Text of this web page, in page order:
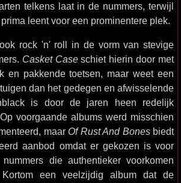
telkens laat in de nummers, terwijl
leent voor een prominentere plek.
rock 'n' roll in de vorm van stevige
Casket Caseschiet hierin door met
en pakkende toetsen, maar weet een
dan het gedegen en afwisselende
is door de jaren heen redelijk
voorgaande albums werd misschien
maar Of Rust And Bonesbiedt
aanbod omdat er gekozen is voor
die authentieker voorkomen
een veelzijdig album dat de